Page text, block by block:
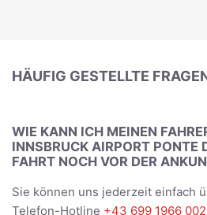
HÄUFIG GESTELLTE
WIE KANN ICH MEINEN
INNSBRUCK AIRPORT PONTE
FAHRT NOCH VOR DER
Sie können uns jederzeit einfach
Telefon-Hotline +43 699 1966